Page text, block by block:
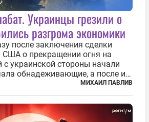
Украинцы грезили о
разгрома экономики
после заключения сделки
о прекращении огня на
с украинской стороны начали
обнадеживающие, а после и
заявления про некий «перелом»
в сознании первых лиц
и стоящих за ними...
МИХАИЛ ПАВЛИВ